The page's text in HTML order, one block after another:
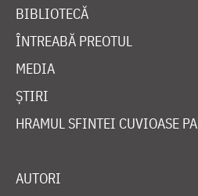
BIBLIOTECĂ
ÎNTREABĂ PREOTUL
MEDIA
ȘTIRI
HRAMUL SFINTEI CUVIOASE
AUTORI